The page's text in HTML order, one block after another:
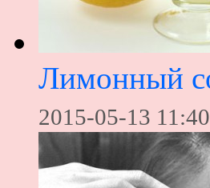
Лимонный
2015-05-13